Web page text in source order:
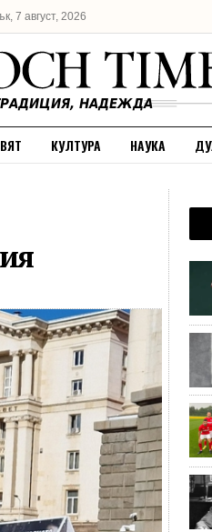
7 август, 2026
КУЛТУРА НАУКА